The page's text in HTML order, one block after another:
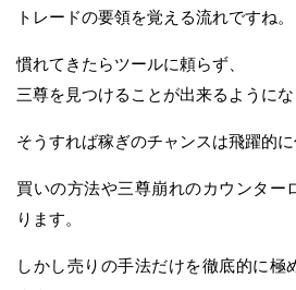
トレードの要領を覚える流れですね。
慣れてきたらツールに頼らず、
三尊を見つけることが出来るようにな
そうすれば稼ぎのチャンスは飛躍的に
買いの方法や三尊崩れのカウンター
ります。
しかし売りの手法だけを徹底的に極